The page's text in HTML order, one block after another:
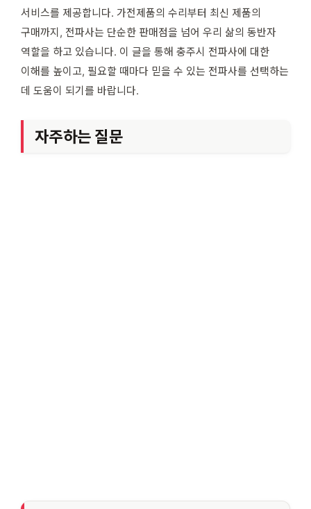
서비스를 제공합니다. 가전제품의 수리부터 최신 제품의
구매까지, 전파사는 단순한 판매점을 넘어 우리 삶의 동반자
역할을 하고 있습니다. 이 글을 통해 충주시 전파사에 대한
이해를 높이고, 필요할 때마다 믿을 수 있는 전파사를 선택하는
데 도움이 되기를 바랍니다.
자주하는 질문